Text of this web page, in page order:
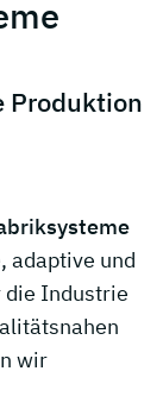
Produktion
adaptive und
die Industrie
wir